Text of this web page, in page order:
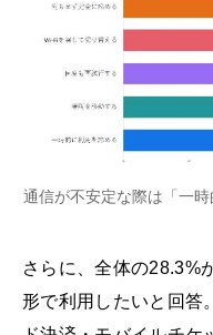
通信が不安定な際は「一
さらに、全体の28.3%
形で利用したいと回答